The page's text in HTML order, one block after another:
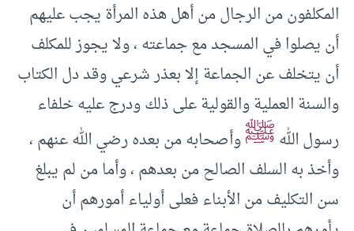
المكلفون من الرجال من أهل هذه المرأة يجب عليهم
أن يصلوا في المسجد مع جماعته ، ولا يجوز للمكلف
أن يتخلف عن الجماعة إلا بعذر شرعي وقد دل الكتاب
والسنة العملية والقولية على ذلك ودرج عليه خلفاء
رسول اللهﷺوأصحابه من بعده رضي الله عنهم ،
وأخذ به السلف الصالح من بعدهم ، وأما من لم يبلغ
سن التكليف من الأبناء فعلى أولياء أمورهم أن